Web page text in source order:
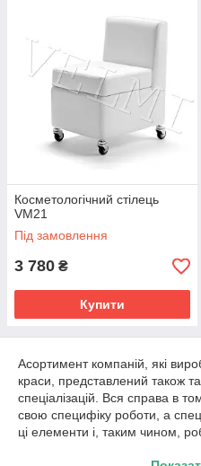
Косметологічний стілець
VM21
Під замовлення
3 780 ₴
Купити
Асортимент компаній, які
краси, представлений також
спеціалізацій. Вся справа в
свою специфіку роботи, а
ці елементи і, таким чином,